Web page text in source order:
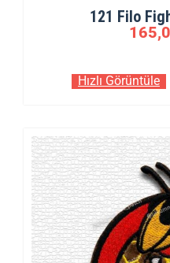
121 Filo
Hızlı Görüntüle